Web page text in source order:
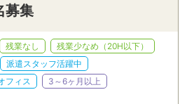
募集
残業なし
残業少なめ（20H以下）
派遣スタッフ活躍中
フィス 3～6ヶ月以上